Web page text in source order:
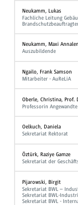
Neukamm, Lukas
Fachliche Leitung
Neukamm, Maxi
Auszubildende
Ngailo, Frank Samson
Mitarbeiter - AuReLiA
Oberle, Christina, Prof.
Professorin
Oelkuch, Daniela
Sekretariat Rektorat
Öztürk, Raziye Gamze
Sekretariat der
Pijarowski, Birgit
Sekretariat BWL –
Sekretariat BWL-
Sekretariat BWL -